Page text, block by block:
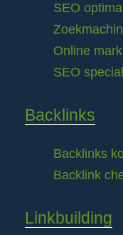
SEO
Online
SEO
Backlinks
Backlinks
Backlink
Linkbuilding